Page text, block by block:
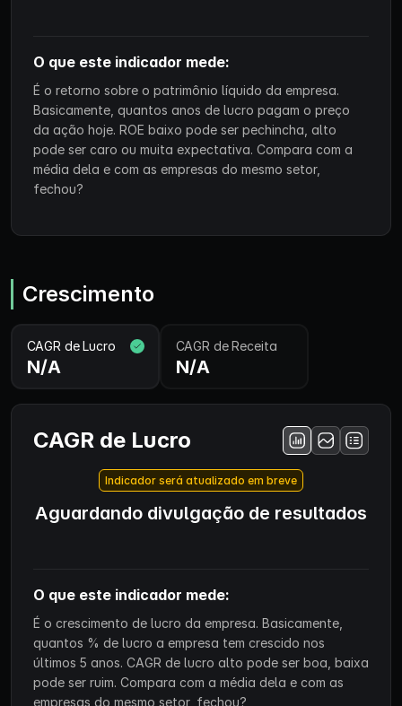
O que este indicador mede:
É o retorno sobre o patrimônio líquido da empresa.
Basicamente, quantos anos de lucro pagam o preço
da ação hoje. ROE baixo pode ser pechincha, alto
pode ser caro ou muita expectativa. Compara com a
média dela e com as empresas do mesmo setor,
fechou?
Crescimento
CAGR de Lucro
N/A
CAGR de Receita
N/A
CAGR de Lucro
Indicador será atualizado em breve
Aguardando divulgação de resultados
O que este indicador mede:
É o crescimento de lucro da empresa. Basicamente,
quantos % de lucro a empresa tem crescido nos
últimos 5 anos. CAGR de lucro alto pode ser boa, baixa
pode ser ruim. Compara com a média dela e com as
empresas do mesmo setor, fechou?